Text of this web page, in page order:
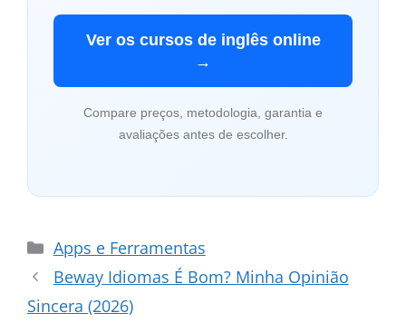
Ver os cursos de inglês online
→
Compare preços, metodologia, garantia e
avaliações antes de escolher.
Categorias
Apps e Ferramentas
Beway Idiomas É Bom? Minha Opinião
Sincera (2026)